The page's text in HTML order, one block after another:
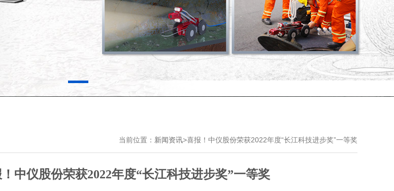
当前位置： 新闻资讯>喜报！中仪股份荣获2022年度“长江科技进步奖”一等奖
中仪股份荣获2022年度“长江科技进步奖”一等奖